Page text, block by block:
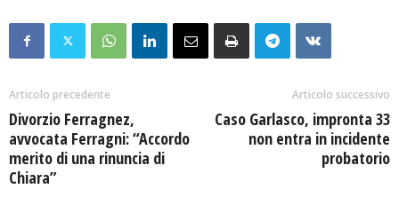
Articolo precedente
Divorzio Ferragnez,
avvocata Ferragni: “Accordo
merito di una rinuncia di
Chiara”
Articolo successivo
Caso Garlasco, impronta 33
non entra in incidente
probatorio